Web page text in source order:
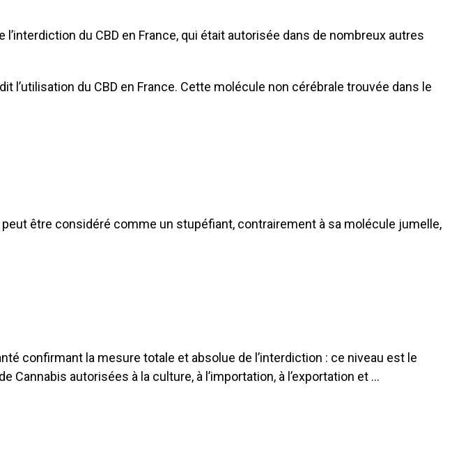
du CBD en France, qui était autorisée dans de nombreux autres
l’utilisation du CBD en France. Cette molécule non cérébrale trouvée dans le
peut être considéré comme un stupéfiant, contrairement à sa molécule jumelle,
confirmant la mesure totale et absolue de l’interdiction : ce niveau est le
autorisées à la culture, à l’importation, à l’exportation et …